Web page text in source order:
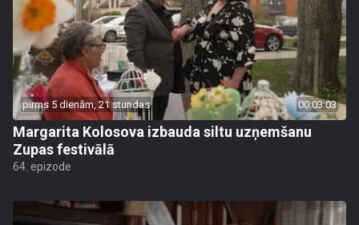
pirms 5 dienām, 21 stundas 00:03:03
Margarita Kolosova izbauda siltu uzņemšanu
Zupas festivālā
64. epizode